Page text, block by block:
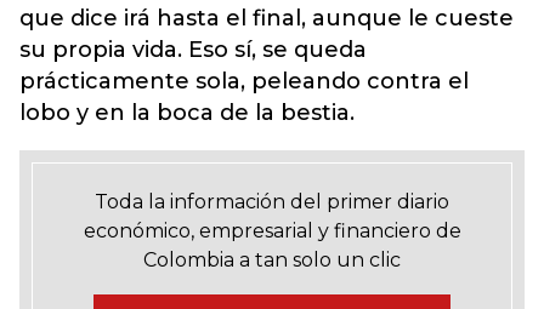
que dice irá hasta el final, aunque le cueste
su propia vida. Eso sí, se queda
prácticamente sola, peleando contra el
lobo y en la boca de la bestia.
Toda la información del primer diario
económico, empresarial y financiero de
Colombia a tan solo un clic